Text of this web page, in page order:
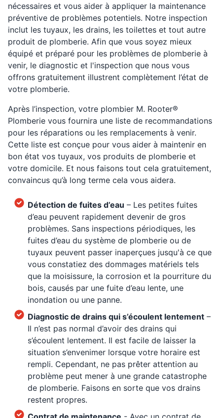
nécessaires et vous aider à appliquer la maintenance
préventive de problèmes potentiels. Notre inspection
inclut les tuyaux, les drains, les toilettes et tout autre
produit de plomberie. Afin que vous soyez mieux
équipé et préparé pour les problèmes de plomberie à
venir, le diagnostic et l'inspection que nous vous
offrons gratuitement illustrent complètement l’état de
votre plomberie.
Après l’inspection, votre plombier M. Rooter®
Plomberie vous fournira une liste de recommandations
pour les réparations ou les remplacements à venir.
Cette liste est conçue pour vous aider à maintenir en
bon état vos tuyaux, vos produits de plomberie et
votre domicile. Et nous faisons tout cela gratuitement,
convaincus qu’à long terme cela vous aidera.
Détection de fuites d’eau – Les petites fuites
d’eau peuvent rapidement devenir de gros
problèmes. Sans inspections périodiques, les
fuites d’eau du système de plomberie ou de
tuyaux peuvent passer inaperçues jusqu'à ce que
vous constatiez des dommages matériels tels
que la moisissure, la corrosion et la pourriture du
bois, causés par une fuite d’eau lente, une
inondation ou une panne.
Diagnostic de drains qui s’écoulent lentement –
Il n’est pas normal d’avoir des drains qui
s’écoulent lentement. Il est facile de laisser la
situation s’envenimer lorsque votre horaire est
rempli. Cependant, ne pas prêter attention au
problème peut mener à une grande catastrophe
de plomberie. Faisons en sorte que vos drains
restent propres.